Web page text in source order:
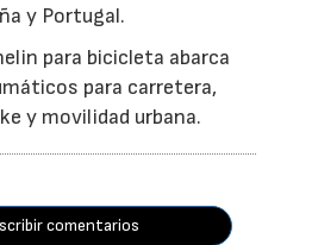
y Portugal.
para bicicleta abarca
para carretera,
y movilidad urbana.
comentarios